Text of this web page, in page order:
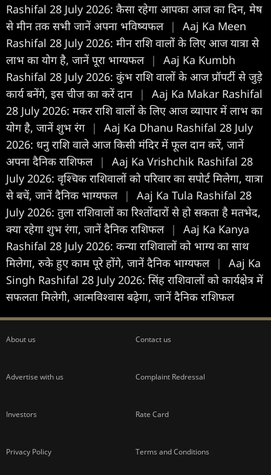
Rashifal 28 July 2026: कैसा रहेगा आपका आज का द‍िन, मेष
से मीन तक सभी जानें अपना भविष्यफल |
Aaj Ka Meen
Rashifal 28 July 2026: मीन राशि वालों के लिए आज यात्रा से
लाभ का योग है, जानें पूरा भाग्यफल |
Aaj Ka Kumbh
Rashifal 28 July 2026: कुंभ राशि वालों के आज प्रॉपर्टी से जुड़े
कार्य बनेंगे, इस चीज का करें दान |
Aaj Ka Makar Rashifal
28 July 2026: मकर राशि वालों के लिए आज व्यापार में लाभ का
योग है, जानें शुभ रंग |
Aaj Ka Dhanu Rashifal 28 July
2026: धनु राशि वाले आज किसी मंदिर में फूल दान करें, जानें
अपना दैनिक राशिफल |
Aaj Ka Vrishchik Rashifal 28
July 2026: वृश्चिक राशिवालों को परिवार का सपोर्ट मिलेगा, यात्रा
से बचें, जानें दैनिक भाग्यफल |
Aaj Ka Tula Rashifal 28
July 2026: तुला राशिवालों का रिश्तोंदारों से हो सकता है मतभेद,
क्या रहेगा शुभ रंगा, जानें दैनिक राशिफल |
Aaj Ka Kanya
Rashifal 28 July 2026: कन्या राशिवालों को भाग्य का साथ
मिलेगा, रुके हुए काम पूरे होंगे, जानें दैनिक भाग्यफल |
Aaj Ka
Singh Rashifal 28 July 2026: सिंह राशिवालों को कार्यक्षेत्र में
सफलता मिलेगी, आत्मविश्वास बढ़ेगा, जानें दैनिक राशिफल
About us Contact us
Advertise with us Complaint Redressal
Investors Rate Card
Privacy Policy Terms and Conditions